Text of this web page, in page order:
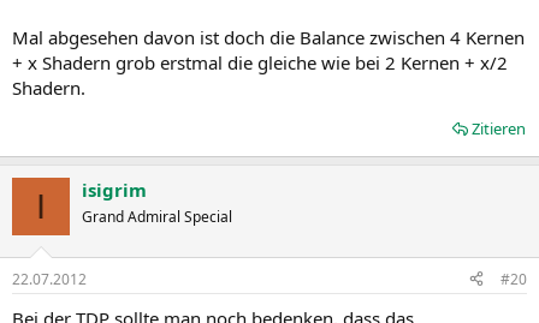
Mal abgesehen davon ist doch die Balance zwischen 4 Kernen
+ x Shadern grob erstmal die gleiche wie bei 2 Kernen + x/2
Shadern.
Zitieren
I isigrim
Grand Admiral Special
22.07.2012 #20
Bei der TDP sollte man noch bedenken, dass das